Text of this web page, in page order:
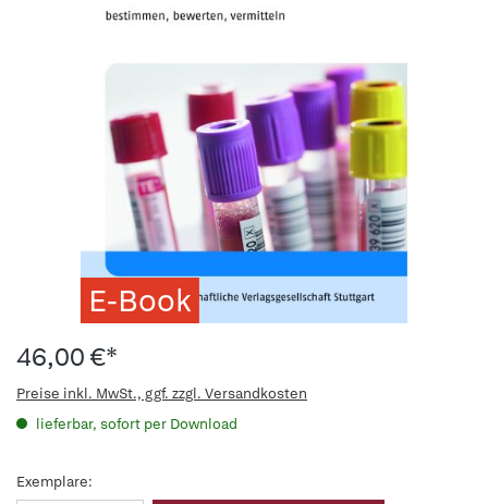
E-Book
46,00 €*
Preise inkl. MwSt., ggf. zzgl. Versandkosten
lieferbar, sofort per Download
Exemplare: